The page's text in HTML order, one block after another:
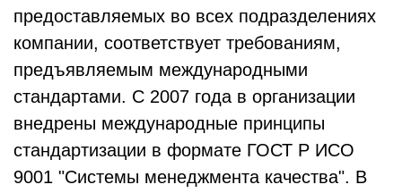
предоставляемых во всех подразделениях
компании, соответствует требованиям,
предъявляемым международными
стандартами. С 2007 года в организации
внедрены международные принципы
стандартизации в формате ГОСТ Р ИСО
9001 "Системы менеджмента качества". В